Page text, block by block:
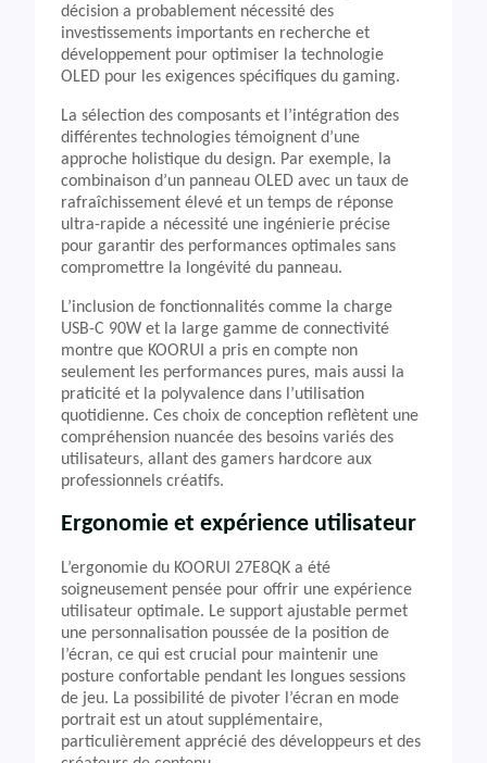
décision a probablement nécessité des
investissements importants en recherche et
développement pour optimiser la technologie
OLED pour les exigences spécifiques du gaming.
La sélection des composants et l’intégration des
différentes technologies témoignent d’une
approche holistique du design. Par exemple, la
combinaison d’un panneau OLED avec un taux de
rafraîchissement élevé et un temps de réponse
ultra-rapide a nécessité une ingénierie précise
pour garantir des performances optimales sans
compromettre la longévité du panneau.
L’inclusion de fonctionnalités comme la charge
USB-C 90W et la large gamme de connectivité
montre que KOORUI a pris en compte non
seulement les performances pures, mais aussi la
praticité et la polyvalence dans l’utilisation
quotidienne. Ces choix de conception reflètent une
compréhension nuancée des besoins variés des
utilisateurs, allant des gamers hardcore aux
professionnels créatifs.
Ergonomie et expérience utilisateur
L’ergonomie du KOORUI 27E8QK a été
soigneusement pensée pour offrir une expérience
utilisateur optimale. Le support ajustable permet
une personnalisation poussée de la position de
l’écran, ce qui est crucial pour maintenir une
posture confortable pendant les longues sessions
de jeu. La possibilité de pivoter l’écran en mode
portrait est un atout supplémentaire,
particulièrement apprécié des développeurs et des